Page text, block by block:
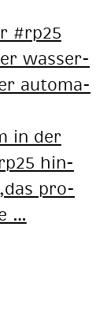
#rp25
was­ser­
au­to­ma­
in der
hin­
pro­
…